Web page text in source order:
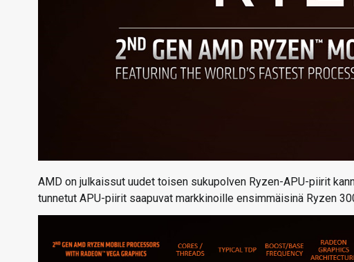
AMD on julkaissut uudet toisen sukupolven Ryzen-APU-piirit
tunnetut APU-piirit saapuvat markkinoille ensimmäisinä Ryzen